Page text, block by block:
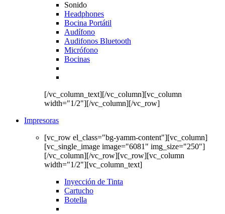
Sonido
Headphones
Bocina Portátil
Audífono
Audifonos Bluetooth
Micrófono
Bocinas
[/vc_column_text][/vc_column][vc_column
width="1/2"][/vc_column][/vc_row]
Impresoras
[vc_row el_class="bg-yamm-content"][vc_column]
[vc_single_image image="6081" img_size="250"]
[/vc_column][/vc_row][vc_row][vc_column
width="1/2"][vc_column_text]
Inyección de Tinta
Cartucho
Botella